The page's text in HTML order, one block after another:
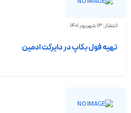
انتشار: 13 شهریور 1401
تهیه فول بکاپ در دایرکت ادمین